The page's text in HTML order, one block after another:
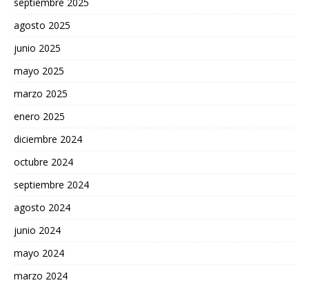
agosto 2025
junio 2025
mayo 2025
marzo 2025
enero 2025
diciembre 2024
octubre 2024
septiembre 2024
agosto 2024
junio 2024
mayo 2024
marzo 2024